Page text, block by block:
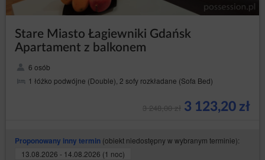
Stare Miasto Łagiewniki Gdańsk
Apartament z balkonem
6 osób
1 łóżko podwójne (Double), 2 sofy rozkładane (Sofa Bed)
3 248,00 zł 3 123,20 zł
Proponowany inny termin (obiekt niedostępny w wybranym terminie):
13.08.2026 - 14.08.2026 (1 noc)